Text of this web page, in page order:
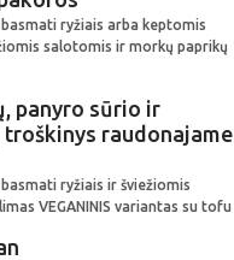
ryžiais arba keptomis
salotomis ir morkų paprikų
panyro sūrio ir
raudonajame
ryžiais ir šviežiomis
VEGANINIS variantas su tofu